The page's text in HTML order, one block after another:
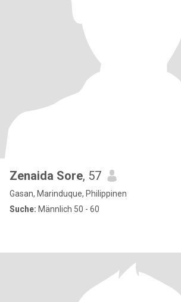
Zenaida Sore, 57
Gasan, Marinduque, Philippinen
Suche: Männlich 50 - 60